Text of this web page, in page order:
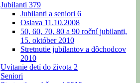
Jubilanti 379
Jubilanti a seniori 6
Oslava 11.10.2008
50, 60, 70, 80 a 90 roční jubilanti,
15. október 2010
Stretnutie jubilantov a dôchodcov
2010
Uvítanie detí do života 2
Seniori